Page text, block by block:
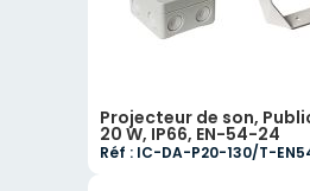
Projecteur de son,
20 W, IP66, EN-54-24
Réf : IC-DA-P20-130/T-